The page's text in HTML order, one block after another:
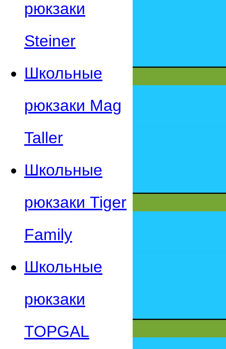
рюкзаки
Steiner
Школьные
рюкзаки Mag
Taller
Школьные
рюкзаки Tiger
Family
Школьные
рюкзаки
TOPGAL